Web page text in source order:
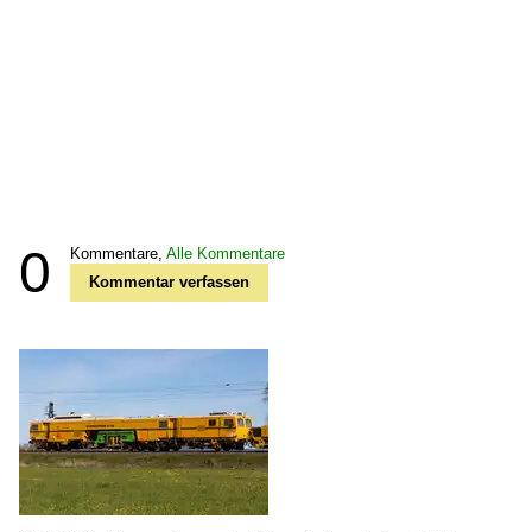
0 Kommentare, Alle Kommentare
Kommentar verfassen